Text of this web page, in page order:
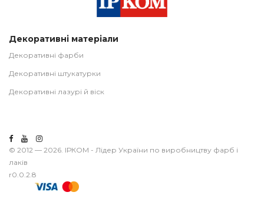
Декоративні матеріали
Декоративні фарби
Декоративні штукатурки
Декоративні лазурі й віск
© 2012 — 2026. ІРКОМ - Лідер України по виробництву фарб і
лаків
r0.0.2.8